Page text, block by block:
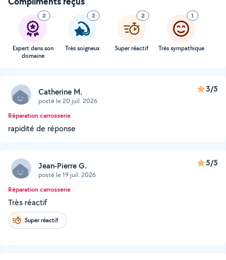
2
Expert dans son
domaine
2
Très soigneux
2
Super réactif
1
Très sympathique
Catherine M.
posté le 20 juil. 2026
3/5
Réparation carrosserie
rapidité de réponse
Jean-Pierre G.
posté le 19 juil. 2026
5/5
Réparation carrosserie
Très réactif
Super réactif